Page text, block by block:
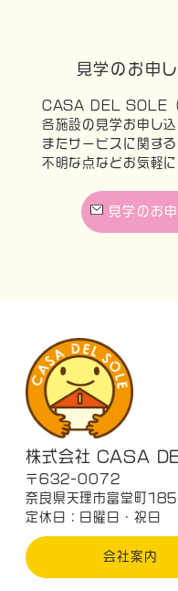
見学のお申
CASA DEL SOLE（
各施設の見学お申し
またサービスに関す
不明な点などお気軽
見学のお
株式会社 CASA
〒632-0072
奈良県天理市富堂町
定休日：日曜日・祝日
会社案内